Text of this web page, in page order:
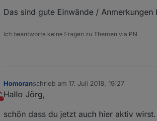
Das sind gute Einwände /
Ich beantworte keine Fragen zu Themen via PN
Nicht stören
Homoranschrieb am 17. Juli 2018, 19:27
zuletzt editiert von
Hallo Jörg,
schön dass du jetzt auch hier aktiv wirst.